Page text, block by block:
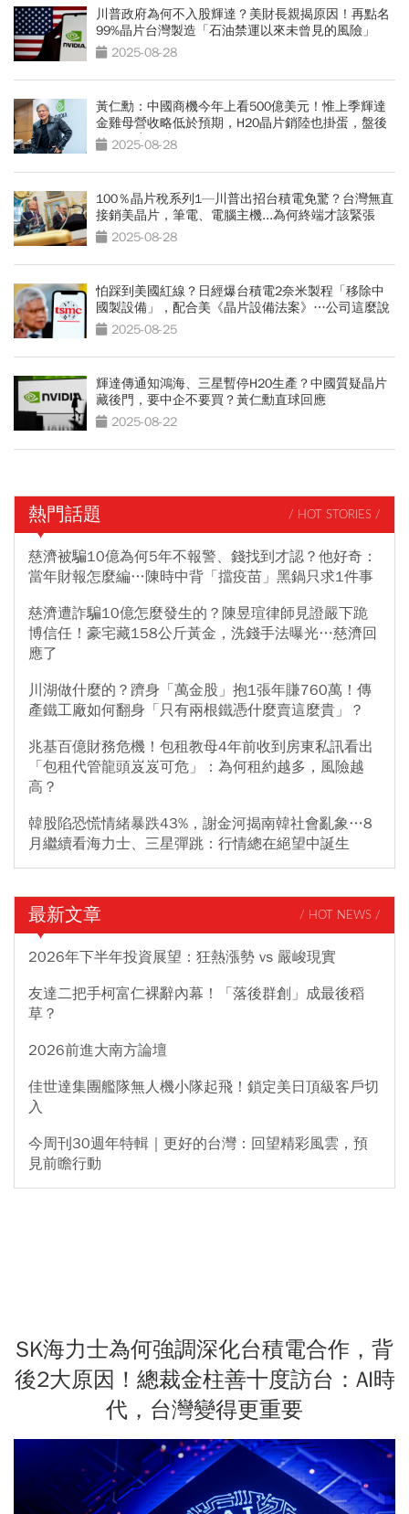
川普政府為何不入股輝達？美財長親揭原因！再點名
99%晶片台灣製造「石油禁運以來未曾見的風險」
2025-08-28
黃仁勳：中國商機今年上看500億美元！惟上季輝達
金雞母營收略低於預期，H20晶片銷陸也掛蛋，盤後
股價一度回跌4%
2025-08-28
100％晶片稅系列1—川普出招台積電免驚？台灣無直
接銷美晶片，筆電、電腦主機...為何終端才該緊張
2025-08-28
怕踩到美國紅線？日經爆台積電2奈米製程「移除中
國製設備」，配合美《晶片設備法案》…公司這麼說
2025-08-25
輝達傳通知鴻海、三星暫停H20生產？中國質疑晶片
藏後門，要中企不要買？黃仁勳直球回應
2025-08-22
熱門話題 / HOT STORIES /
慈濟被騙10億為何5年不報警、錢找到才認？他好奇：
當年財報怎麼編…陳時中背「擋疫苗」黑鍋只求1件事
慈濟遭詐騙10億怎麼發生的？陳昱瑄律師見證嚴下跪
博信任！豪宅藏158公斤黃金，洗錢手法曝光…慈濟回
應了
川湖做什麼的？躋身「萬金股」抱1張年賺760萬！傳
產鐵工廠如何翻身「只有兩根鐵憑什麼賣這麼貴」？
兆基百億財務危機！包租教母4年前收到房東私訊看出
「包租代管龍頭岌岌可危」：為何租約越多，風險越
高？
韓股陷恐慌情緒暴跌43%，謝金河揭南韓社會亂象…8
月繼續看海力士、三星彈跳：行情總在絕望中誕生
最新文章 / HOT NEWS /
2026年下半年投資展望：狂熱漲勢 vs 嚴峻現實
友達二把手柯富仁裸辭內幕！「落後群創」成最後稻
草？
2026前進大南方論壇
佳世達集團艦隊無人機小隊起飛！鎖定美日頂級客戶切
入
今周刊30週年特輯｜更好的台灣：回望精彩風雲，預
見前瞻行動
SK海力士為何強調深化台積電合作，背
後2大原因！總裁金柱善十度訪台：AI時
代，台灣變得更重要